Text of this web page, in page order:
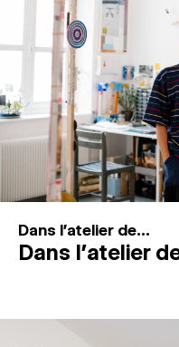
MAGAZINE
ESPACES DE
Recherche
Connexion
Dans l'atelier de...
Dans l’atelier